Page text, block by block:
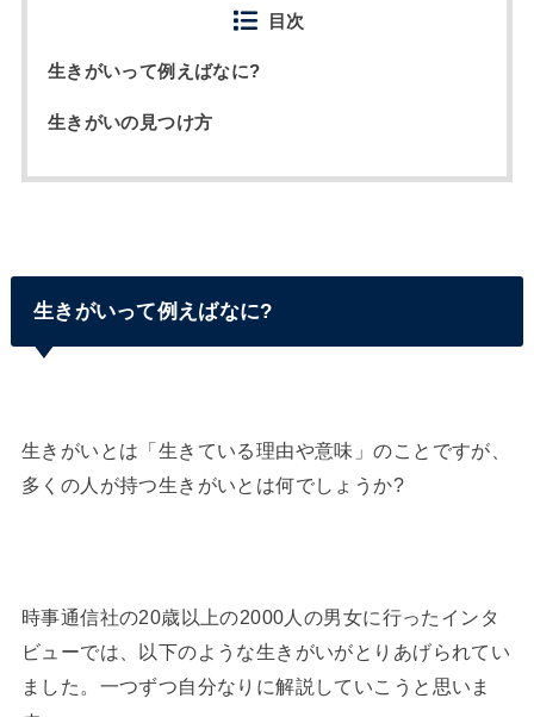
目次
生きがいって例えばなに?
生きがいの見つけ方
生きがいって例えばなに?
生きがいとは「生きている理由や意味」のことですが、
多くの人が持つ生きがいとは何でしょうか?
時事通信社の20歳以上の2000人の男女に行ったインタ
ビューでは、以下のような生きがいがとりあげられてい
ました。一つずつ自分なりに解説していこうと思いま